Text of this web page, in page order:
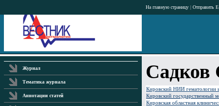
На главную страницу | Отправить
Журнал
Тематика журнала
Аннотации статей
Садков
Кировский НИИ гематологии
Кировский государственный
Кировская областная